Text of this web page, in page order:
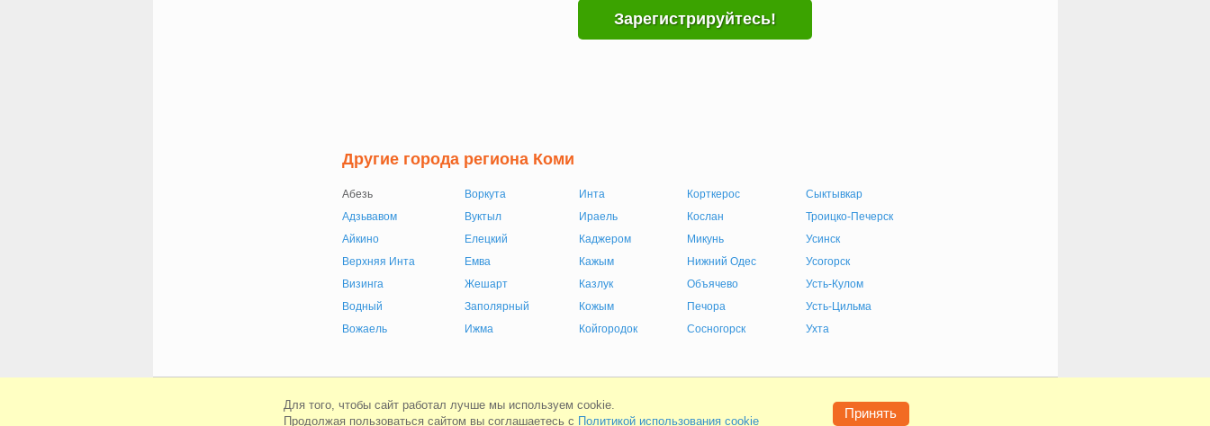
Зарегистрируйтесь!
Другие города региона Коми
Абезь
Адзьвавом
Айкино
Верхняя Инта
Визинга
Водный
Вожаель
Воркута
Вуктыл
Елецкий
Емва
Жешарт
Заполярный
Ижма
Инта
Ираель
Каджером
Кажым
Казлук
Кожым
Койгородок
Корткерос
Кослан
Микунь
Нижний Одес
Объячево
Печора
Сосногорск
Сыктывкар
Троицко-Печерск
Усинск
Усогорск
Усть-Кулом
Усть-Цильма
Ухта
Для того, чтобы сайт работал лучше мы используем cookie.
Продолжая пользоваться сайтом вы соглашаетесь с Политикой использования cookie
Принять